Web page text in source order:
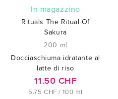
In magazzino
Rituals The Ritual Of
Sakura
200 ml
Docciaschiuma idratante al
latte di riso
11.50 CHF
5.75 CHF / 100 ml